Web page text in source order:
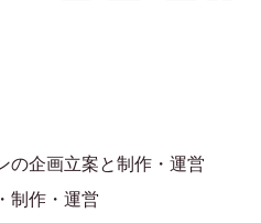
の企画立案と制作・運営
制作・運営